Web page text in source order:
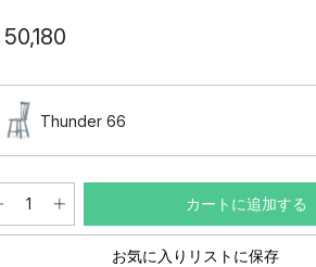
50,180
Thunder 66
カートに追加する
お気に入りリストに保存